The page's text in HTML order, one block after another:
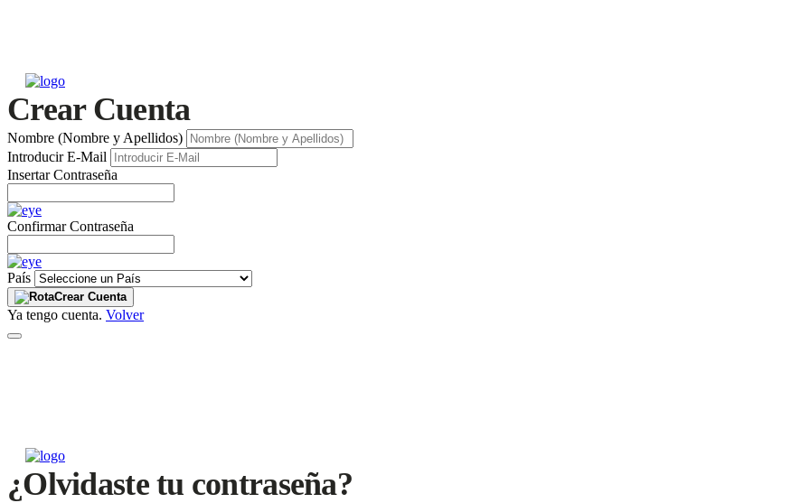
Crear Cuenta
Nombre (Nombre y Apellidos)
Introducir E-Mail
Insertar Contraseña
Confirmar Contraseña
País
Crear Cuenta
Ya tengo cuenta. Volver
¿Olvidaste tu contraseña?